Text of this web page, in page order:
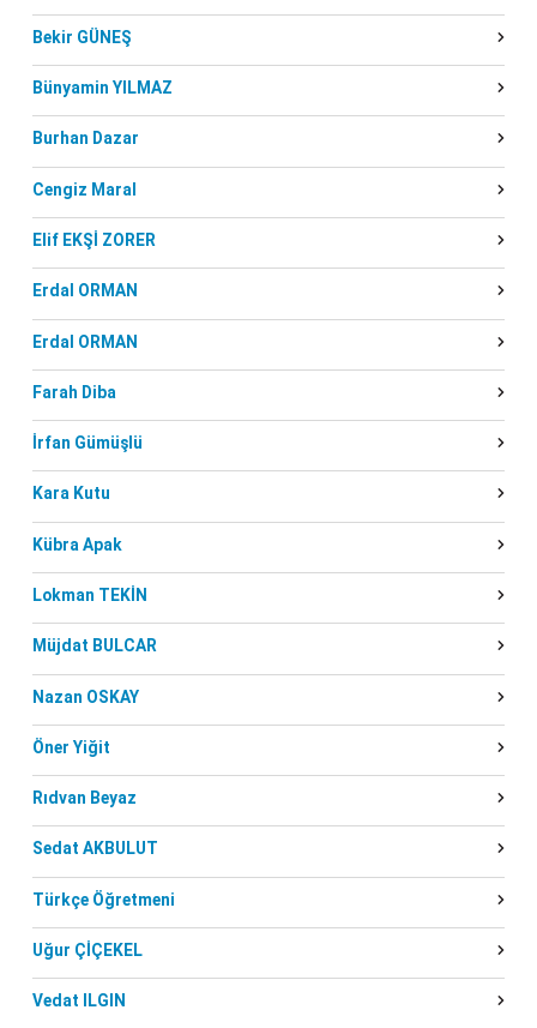
Bekir GÜNEŞ
Bünyamin YILMAZ
Burhan Dazar
Cengiz Maral
Elif EKŞİ ZORER
Erdal ORMAN
Erdal ORMAN
Farah Diba
İrfan Gümüşlü
Kara Kutu
Kübra Apak
Lokman TEKİN
Müjdat BULCAR
Nazan OSKAY
Öner Yiğit
Rıdvan Beyaz
Sedat AKBULUT
Türkçe Öğretmeni
Uğur ÇİÇEKEL
Vedat ILGIN